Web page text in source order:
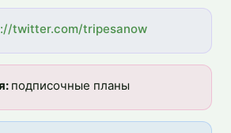
twitter.com/tripesanow
подписочные планы